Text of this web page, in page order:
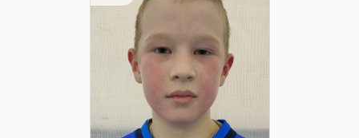
Дата заявки:
06.11.2023